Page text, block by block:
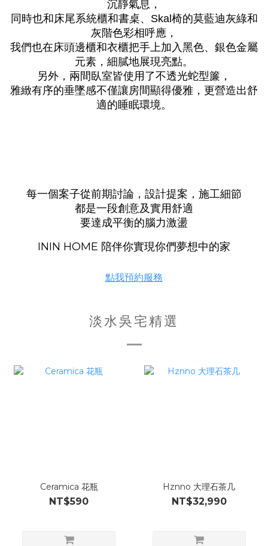
沉靜氣息，
同時也和床尾系統櫃和書桌、
Skal椅的莫藍迪灰綠和
灰階色彩相呼應，
我們也在床頭邊櫃和衣櫃把手上加入黑色、銀色金屬
元素，細膩地展現亮點。
另外，兩間臥室皆使用了不透光蛇型簾，
雅緻有序的垂墜感不僅讓房間顯得優雅，更營造出舒
適的睡眠環境。
每一個案子從前期討論，設計提案，施工細節
都是一段創意及實用舒適
要達成平衡的腦力激盪
ININ HOME 陪伴你實現你們夢想中的家
點我預約服務
淡水吳宅精選
Ceramica 花瓶
NT$590
Hznno 大理石茶几
NT$32,990